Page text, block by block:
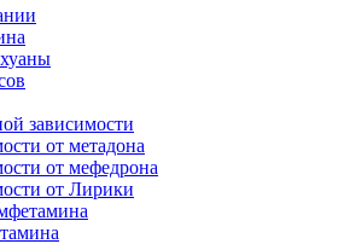
зависимости
от метадона
от мефедрона
от Лирики